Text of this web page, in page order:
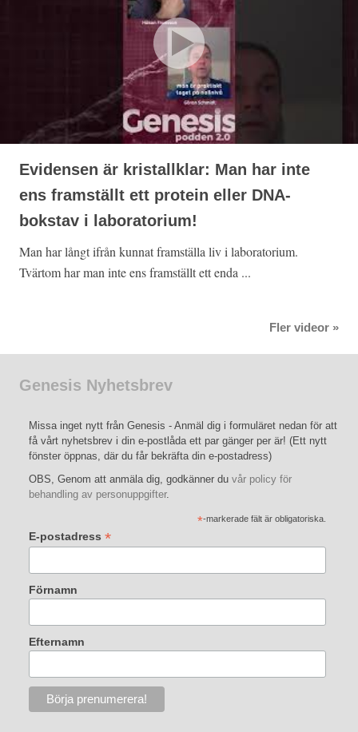
Evidensen är kristallklar: Man har inte
ens framställt ett protein eller DNA-
bokstav i laboratorium!
Man har långt ifrån kunnat framställa liv i laboratorium.
Tvärtom har man inte ens framställt ett enda ...
Fler videor »
Genesis Nyhetsbrev
Missa inget nytt från Genesis - Anmäl dig i formuläret nedan för att
få vårt nyhetsbrev i din e-postlåda ett par gänger per är! (Ett nytt
fönster öppnas, där du får bekräfta din e-postadress)
OBS, Genom att anmäla dig, godkänner du vår policy för
behandling av personuppgifter.
*-markerade fält är obligatoriska.
E-postadress *
Förnamn
Efternamn